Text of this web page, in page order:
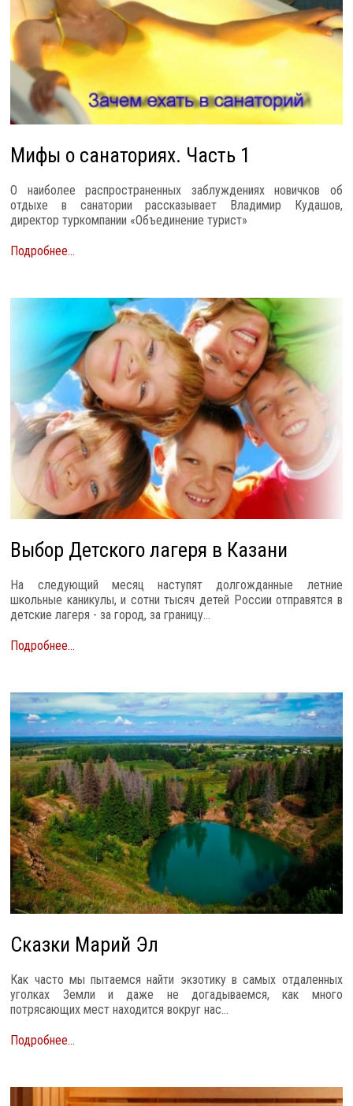
Мифы о санаториях. Часть 1
О наиболее распространенных заблуждениях новичков об
отдыхе в санатории рассказывает Владимир Кудашов,
директор туркомпании «Объединение турист»
Подробнее...
Выбор Детского лагеря в Казани
На следующий месяц наступят долгожданные летние
школьные каникулы, и сотни тысяч детей России отправятся в
детские лагеря - за город, за границу...
Подробнее...
Сказки Марий Эл
Как часто мы пытаемся найти экзотику в самых отдаленных
уголках Земли и даже не догадываемся, как много
потрясающих мест находится вокруг нас...
Подробнее...